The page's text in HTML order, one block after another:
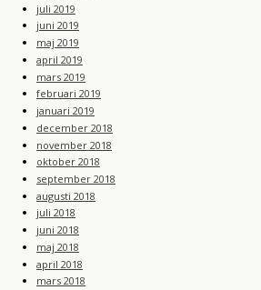
juli 2019
juni 2019
maj 2019
april 2019
mars 2019
februari 2019
januari 2019
december 2018
november 2018
oktober 2018
september 2018
augusti 2018
juli 2018
juni 2018
maj 2018
april 2018
mars 2018